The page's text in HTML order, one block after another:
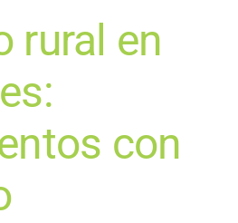
rural en
con